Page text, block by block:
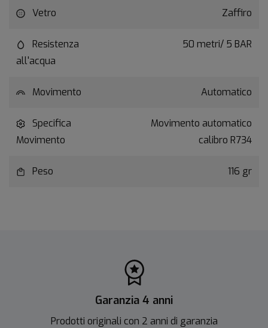
Vetro Zaffiro
Resistenza
all'acqua
50 metri/ 5 BAR
Movimento Automatico
Specifica
Movimento
Movimento automatico
calibro R734
Peso 116 gr
Garanzia 4 anni
Prodotti originali con 2 anni di garanzia